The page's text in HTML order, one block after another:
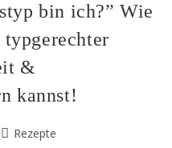
bin ich?” Wie
&
kannst!
Beitrags-
Rezepte